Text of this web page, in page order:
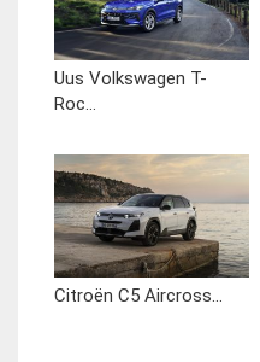
Uus Volkswagen T-
Roc...
Citroën C5 Aircross...